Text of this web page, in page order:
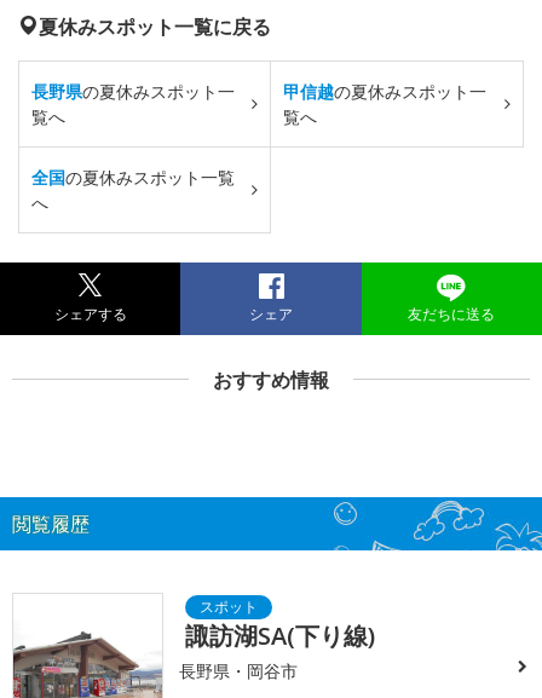
夏休みスポット一覧に戻る
長野県の夏休みスポット一
覧へ
甲信越の夏休みスポット一
覧へ
全国の夏休みスポット一覧
へ
シェアする シェア 友だちに送る
おすすめ情報
閲覧履歴
諏訪湖SA(下り線)
長野県・岡谷市